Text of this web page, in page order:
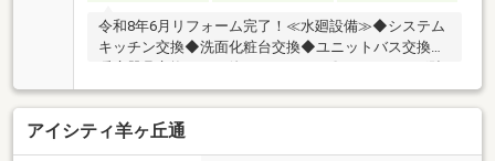
令和8年6月リフォーム完了！≪水廻設備≫◆システム
キッチン交換◆洗面化粧台交換◆ユニットバス交換◆
替〇クロス室貼替〇クッションフロア貼替〇ソフト巾
木貼り〇キッチンパネル貼替〇洗濯パン交換 等▼お
すすめポイント▼〇駐車2台以上可 ※空き状況と車
種によりますので、詳細は担当者までお問い合わせく
アイシティ羊ヶ丘通